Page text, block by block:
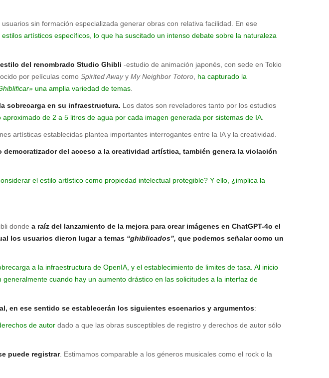
sin formación especializada generar obras con relativa facilidad. En ese
artísticos específicos, lo que ha suscitado un intenso debate sobre la naturaleza
del renombrado Studio Ghibli -estudio de animación japonés, con sede en Tokio
por películas como Spirited Awayy My Neighbor Totoro ha capturado la
una amplia variedad de temas
sobrecarga en su infraestructura. Los datos son reveladores tanto por los estudios
de 2 a 5 litros de agua por cada imagen generada por sistemas de IA
artísticas establecidas plantea importantes interrogantes entre la IA y la creatividad.
del acceso a la creatividad artística, también genera la violación
el estilo artístico como propiedad intelectual protegible? Y ello, ¿implica la
donde a raíz del lanzamiento de la mejora para crear imágenes en ChatGPT-4o el
los usuarios dieron lugar a temas “ghiblicados”, que podemos señalar como un
a la infraestructura de OpenIA, y el establecimiento de limites de tasa. Al inicio
cuando hay un aumento drástico en las solicitudes a la interfaz de
en ese sentido se establecerán los siguientes escenarios y argumentos:
de autor dado a que las obras susceptibles de registro y derechos de autor sólo
puede registrar. Estimamos comparable a los géneros musicales como el rock o la